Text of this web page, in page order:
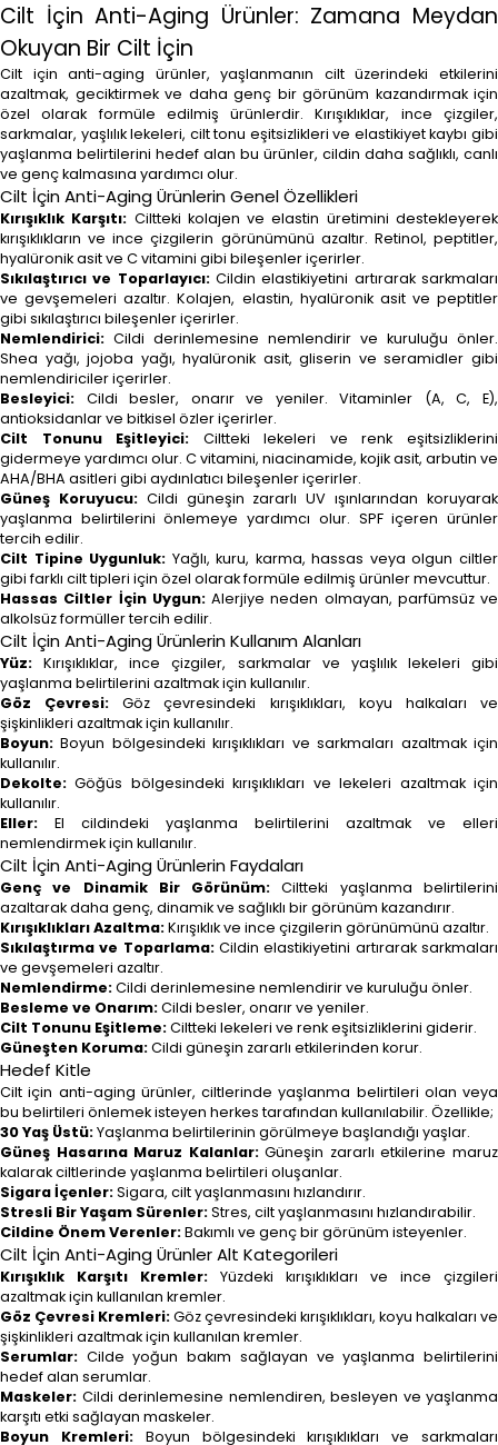
Cilt İçin Anti-Aging Ürünler: Zamana Meydan
Okuyan Bir Cilt İçin
Cilt için anti-aging ürünler, yaşlanmanın cilt üzerindeki etkilerini
azaltmak, geciktirmek ve daha genç bir görünüm kazandırmak için
özel olarak formüle edilmiş ürünlerdir. Kırışıklıklar, ince çizgiler,
sarkmalar, yaşlılık lekeleri, cilt tonu eşitsizlikleri ve elastikiyet kaybı gibi
yaşlanma belirtilerini hedef alan bu ürünler, cildin daha sağlıklı, canlı
ve genç kalmasına yardımcı olur.
Cilt İçin Anti-Aging Ürünlerin Genel Özellikleri
Kırışıklık Karşıtı: Ciltteki kolajen ve elastin üretimini destekleyerek
kırışıklıkların ve ince çizgilerin görünümünü azaltır. Retinol, peptitler,
hyalüronik asit ve C vitamini gibi bileşenler içerirler.
Sıkılaştırıcı ve Toparlayıcı:Cildin elastikiyetini artırarak sarkmaları
ve gevşemeleri azaltır. Kolajen, elastin, hyalüronik asit ve peptitler
gibi sıkılaştırıcı bileşenler içerirler.
Nemlendirici: Cildi derinlemesine nemlendirir ve kuruluğu önler.
Shea yağı, jojoba yağı, hyalüronik asit, gliserin ve seramidler gibi
nemlendiriciler içerirler.
Besleyici: Cildi besler, onarır ve yeniler. Vitaminler (A, C, E),
antioksidanlar ve bitkisel özler içerirler.
Cilt Tonunu Eşitleyici: Ciltteki lekeleri ve renk eşitsizliklerini
gidermeye yardımcı olur. C vitamini, niacinamide, kojik asit, arbutin ve
AHA/BHA asitleri gibi aydınlatıcı bileşenler içerirler.
Güneş Koruyucu:Cildi güneşin zararlı UV ışınlarından koruyarak
yaşlanma belirtilerini önlemeye yardımcı olur. SPF içeren ürünler
tercih edilir.
Cilt Tipine Uygunluk: Yağlı, kuru, karma, hassas veya olgun ciltler
gibi farklı cilt tipleri için özel olarak formüle edilmiş ürünler mevcuttur.
Hassas Ciltler İçin Uygun:Alerjiye neden olmayan, parfümsüz ve
alkolsüz formüller tercih edilir.
Cilt İçin Anti-Aging Ürünlerin Kullanım Alanları
Yüz: Kırışıklıklar, ince çizgiler, sarkmalar ve yaşlılık lekeleri gibi
yaşlanma belirtilerini azaltmak için kullanılır.
Göz Çevresi: Göz çevresindeki kırışıklıkları, koyu halkaları ve
şişkinlikleri azaltmak için kullanılır.
Boyun: Boyun bölgesindeki kırışıklıkları ve sarkmaları azaltmak için
kullanılır.
Dekolte: Göğüs bölgesindeki kırışıklıkları ve lekeleri azaltmak için
kullanılır.
Eller: El cildindeki yaşlanma belirtilerini azaltmak ve elleri
nemlendirmek için kullanılır.
Cilt İçin Anti-Aging Ürünlerin Faydaları
Genç ve Dinamik Bir Görünüm: Ciltteki yaşlanma belirtilerini
azaltarak daha genç, dinamik ve sağlıklı bir görünüm kazandırır.
Kırışıklıkları Azaltma:Kırışıklık ve ince çizgilerin görünümünü azaltır.
Sıkılaştırma ve Toparlama:Cildin elastikiyetini artırarak sarkmaları
ve gevşemeleri azaltır.
Nemlendirme:Cildi derinlemesine nemlendirir ve kuruluğu önler.
Besleme ve Onarım:Cildi besler, onarır ve yeniler.
Cilt Tonunu Eşitleme:Ciltteki lekeleri ve renk eşitsizliklerini giderir.
Güneşten Koruma:Cildi güneşin zararlı etkilerinden korur.
Hedef Kitle
Cilt için anti-aging ürünler, ciltlerinde yaşlanma belirtileri olan veya
bu belirtileri önlemek isteyen herkes tarafından kullanılabilir. Özellikle;
30 Yaş Üstü:Yaşlanma belirtilerinin görülmeye başlandığı yaşlar.
Güneş Hasarına Maruz Kalanlar:Güneşin zararlı etkilerine maruz
kalarak ciltlerinde yaşlanma belirtileri oluşanlar.
Sigara İçenler:Sigara, cilt yaşlanmasını hızlandırır.
Stresli Bir Yaşam Sürenler:Stres, cilt yaşlanmasını hızlandırabilir.
Cildine Önem Verenler:Bakımlı ve genç bir görünüm isteyenler.
Cilt İçin Anti-Aging Ürünler Alt Kategorileri
Kırışıklık Karşıtı Kremler: Yüzdeki kırışıklıkları ve ince çizgileri
azaltmak için kullanılan kremler.
Göz Çevresi Kremleri:Göz çevresindeki kırışıklıkları, koyu halkaları ve
şişkinlikleri azaltmak için kullanılan kremler.
Serumlar: Cilde yoğun bakım sağlayan ve yaşlanma belirtilerini
hedef alan serumlar.
Maskeler: Cildi derinlemesine nemlendiren, besleyen ve yaşlanma
karşıtı etki sağlayan maskeler.
Boyun Kremleri:Boyun bölgesindeki kırışıklıkları ve sarkmaları